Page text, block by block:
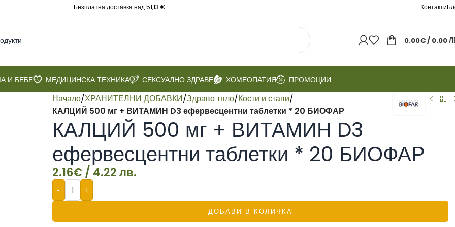
Безплатна доставка над 51,13 € Контакти
0.00€/ 0.00
И БЕБЕ МЕДИЦИНСКА ТЕХНИКА СЕКСУАЛНО ЗДРАВЕ ХОМЕОПАТИЯ ПРОМОЦИИ
Начало/ХРАНИТЕЛНИ ДОБАВКИ/Здраво тяло/Кости и стави/
КАЛЦИЙ 500 мг + ВИТАМИН D3 ефервесцентни таблетки * 20 БИОФАР
КАЛЦИЙ 500 мг + ВИТАМИН D3
ефервесцентни таблетки * 20 БИОФАР
2.16€ / 4.22 лв.
- +
ДОБАВИ В КОЛИЧКА